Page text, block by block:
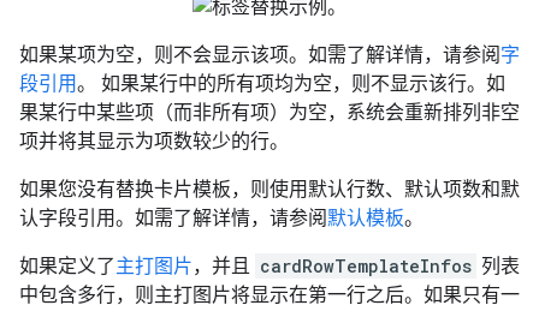
如果某项为空，则不会显示该项。如需了解详情，请参阅字
段引用。 如果某行中的所有项均为空，则不显示该行。如
果某行中某些项（而非所有项）为空，系统会重新排列非空
项并将其显示为项数较少的行。
如果您没有替换卡片模板，则使用默认行数、默认项数和默
认字段引用。如需了解详情，请参阅默认模板。
如果定义了主打图片，并且 cardRowTemplateInfos 列表
中包含多行，则主打图片将显示在第一行之后。如果只有一